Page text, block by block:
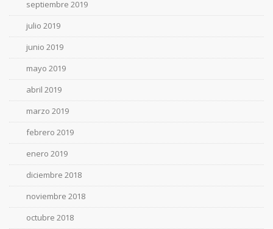
septiembre 2019
julio 2019
junio 2019
mayo 2019
abril 2019
marzo 2019
febrero 2019
enero 2019
diciembre 2018
noviembre 2018
octubre 2018